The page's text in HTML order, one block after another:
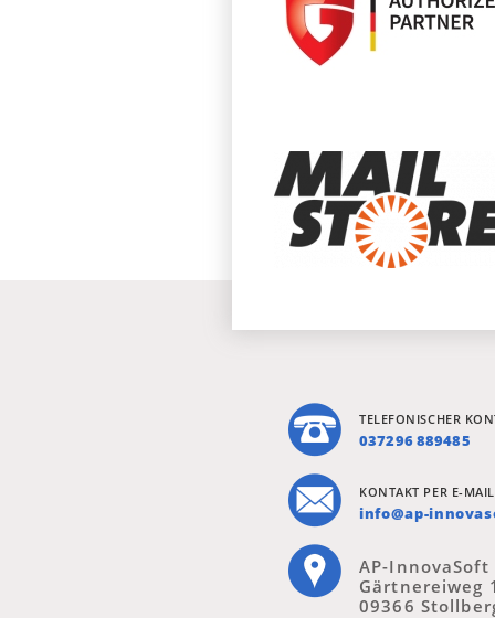
TELEFONISCHER
037296 889485
KONTAKT PER E-MAIL
info@ap-
AP-InnovaSoft
Gärtnereiweg
09366